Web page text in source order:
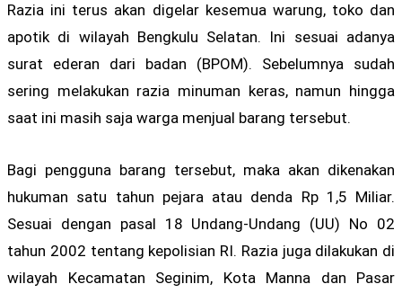
Razia ini terus akan digelar kesemua warung, toko dan
apotik di wilayah Bengkulu Selatan. Ini sesuai adanya
surat ederan dari badan (BPOM). Sebelumnya sudah
sering melakukan razia minuman keras, namun hingga
saat ini masih saja warga menjual barang tersebut.
Bagi pengguna barang tersebut, maka akan dikenakan
hukuman satu tahun pejara atau denda Rp 1,5 Miliar.
Sesuai dengan pasal 18 Undang-Undang (UU) No 02
tahun 2002 tentang kepolisian RI. Razia juga dilakukan di
wilayah Kecamatan Seginim, Kota Manna dan Pasar